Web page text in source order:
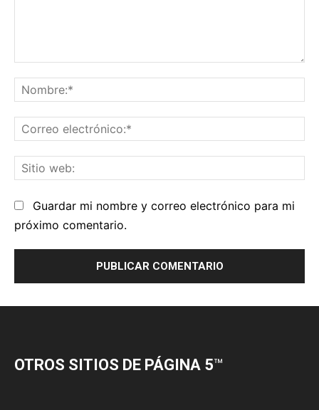
OTROS SITIOS DE PÁGINA 5™